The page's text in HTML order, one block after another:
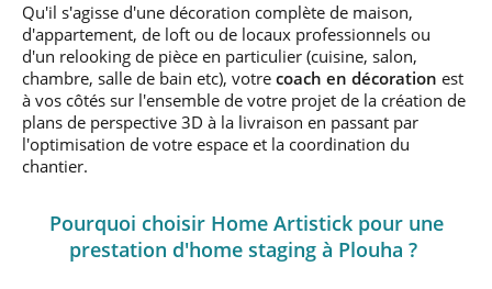
Qu'il s'agisse d'une décoration complète de maison,
d'appartement, de loft ou de locaux professionnels ou
d'un relooking de pièce en particulier (cuisine, salon,
chambre, salle de bain etc), votre coach en décoration est
à vos côtés sur l'ensemble de votre projet de la création de
plans de perspective 3D à la livraison en passant par
l'optimisation de votre espace et la coordination du
chantier.
Pourquoi choisir Home Artistick pour une
prestation d'home staging à Plouha ?